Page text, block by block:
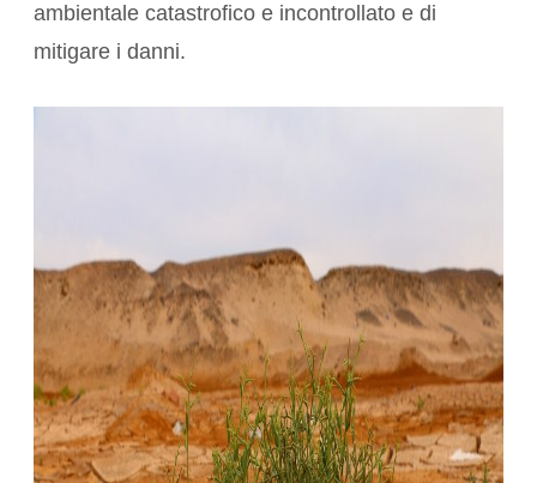
ambientale catastrofico e incontrollato e di
mitigare i danni.